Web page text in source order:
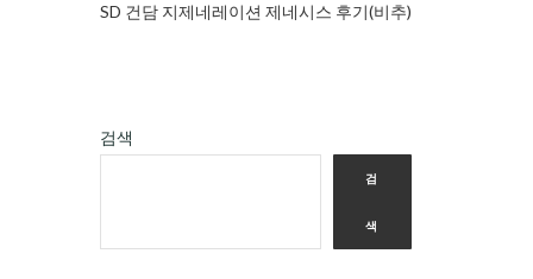
SD 건담 지제네레이션 제네시스 후기(비추)
검색
검
색